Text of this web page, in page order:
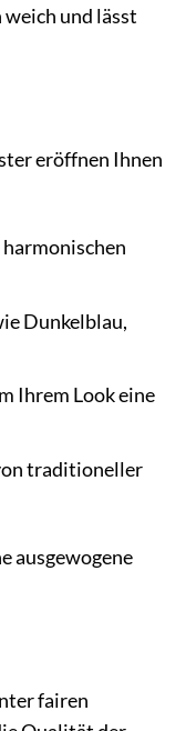
und lässt
eröffnen Ihnen
Dunkelblau,
Ihrem Look eine
traditioneller
ausgewogene
fairen